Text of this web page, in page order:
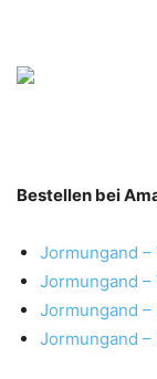
Bestellen bei
Jormungand –
Jormungand –
Jormungand –
Jormungand –